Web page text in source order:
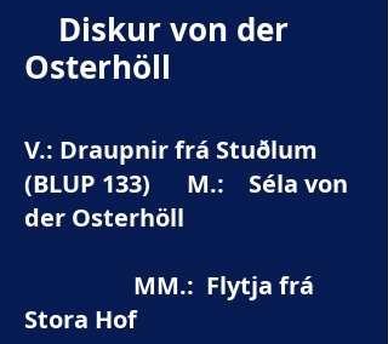
Diskur von der
Osterhöll
V.: Draupnir frá Stuðlum
(BLUP 133) M.: Séla von
der Osterhöll
MM.: Flytja frá
Stora Hof